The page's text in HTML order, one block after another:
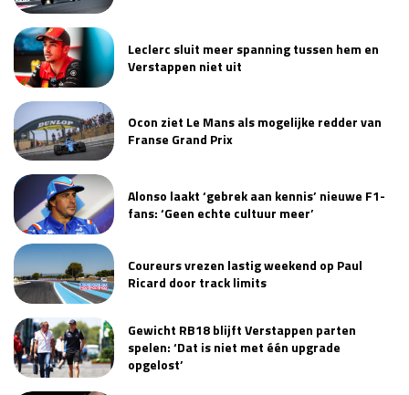
Leclerc sluit meer spanning tussen hem en
Verstappen niet uit
Ocon ziet Le Mans als mogelijke redder van
Franse Grand Prix
Alonso laakt ‘gebrek aan kennis’ nieuwe F1-
fans: ‘Geen echte cultuur meer’
Coureurs vrezen lastig weekend op Paul
Ricard door track limits
Gewicht RB18 blijft Verstappen parten
spelen: ‘Dat is niet met één upgrade
opgelost’